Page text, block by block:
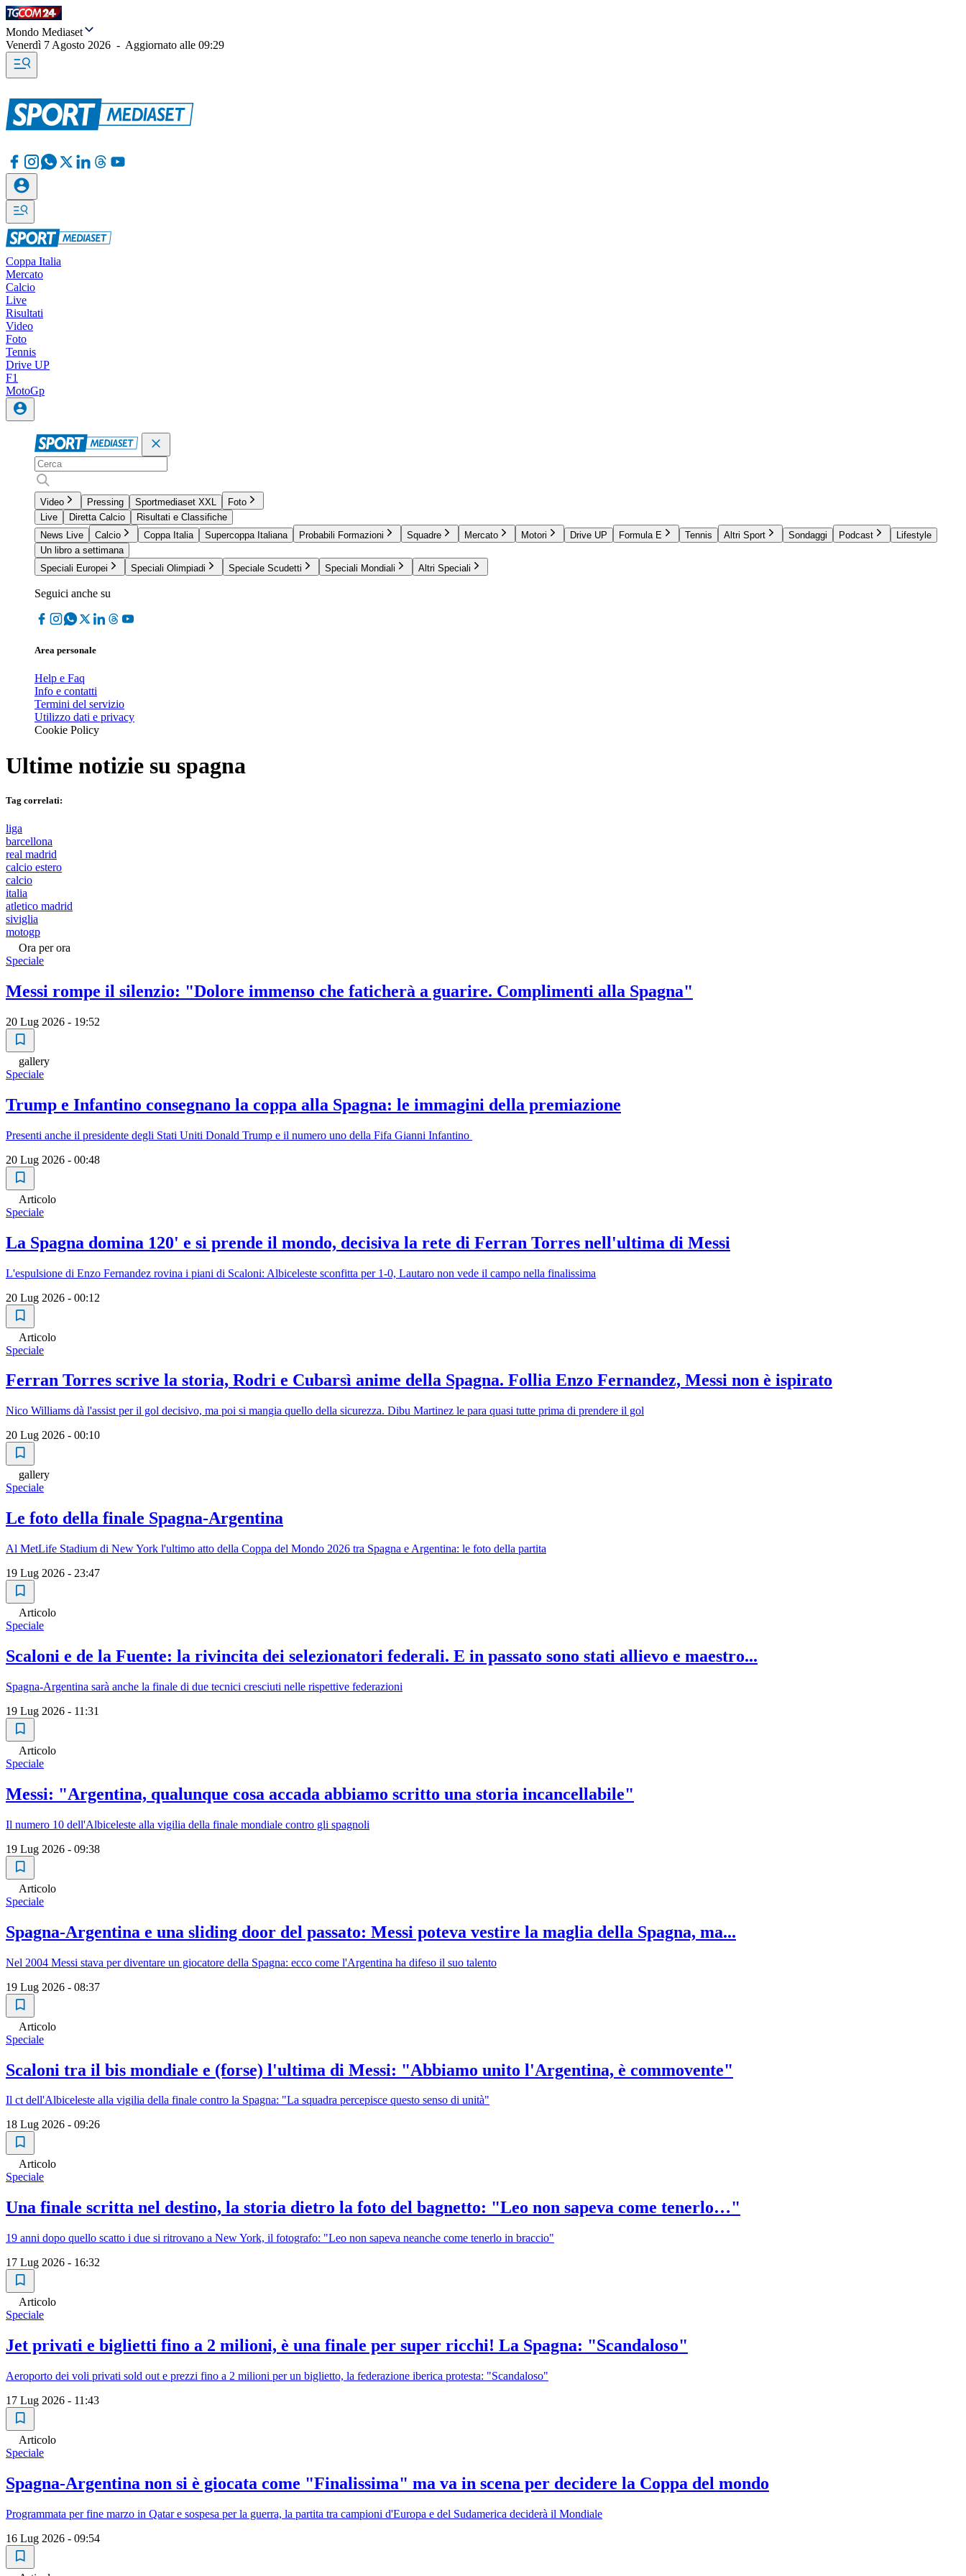
Mondo Mediaset
Venerdì 7 Agosto 2026 - Aggiornato alle 09:29
Coppa Italia
Mercato
Calcio
Live
Risultati
Video
Foto
Tennis
Drive UP
F1
MotoGp
Video Pressing Sportmediaset XXL
Foto
Live
Diretta Calcio
Risultati e Classifiche
News Live
Calcio Coppa Italia Supercoppa Italiana Probabili Formazioni Squadre Mercato Motori Drive UP Formula E Tennis Altri Sport Sondaggi Podcast
Lifestyle
Un libro a settimana
Speciali Europei
Speciali Olimpiadi Speciale Scudetti Speciali Mondiali Altri Speciali
Seguici anche su
Area personale
Help e Faq
Info e contatti
Termini del servizio
Utilizzo dati e privacy
Cookie Policy
Ultime notizie su spagna
Tag correlati:
liga
barcellona
real madrid
calcio estero
calcio
italia
atletico madrid
siviglia
motogp
Ora per ora
Speciale
Messi rompe il silenzio: "Dolore immenso che faticherà a guarire. Complimenti alla Spagna"
20 Lug 2026 - 19:52
gallery
Speciale
Trump e Infantino consegnano la coppa alla Spagna: le immagini della premiazione
Presenti anche il presidente degli Stati Uniti Donald Trump e il numero uno della Fifa Gianni Infantino
20 Lug 2026 - 00:48
Articolo
Speciale
La Spagna domina 120' e si prende il mondo, decisiva la rete di Ferran Torres nell'ultima di Messi
L'espulsione di Enzo Fernandez rovina i piani di Scaloni: Albiceleste sconfitta per 1-0, Lautaro non vede il campo nella finalissima
20 Lug 2026 - 00:12
Articolo
Speciale
Ferran Torres scrive la storia, Rodri e Cubarsì anime della Spagna. Follia Enzo Fernandez, Messi non è ispirato
Nico Williams dà l'assist per il gol decisivo, ma poi si mangia quello della sicurezza. Dibu Martinez le para quasi tutte prima di prendere il gol
20 Lug 2026 - 00:10
gallery
Speciale
Le foto della finale Spagna-Argentina
Al MetLife Stadium di New York l'ultimo atto della Coppa del Mondo 2026 tra Spagna e Argentina: le foto della partita
19 Lug 2026 - 23:47
Articolo
Speciale
Scaloni e de la Fuente: la rivincita dei selezionatori federali. E in passato sono stati allievo e maestro...
Spagna-Argentina sarà anche la finale di due tecnici cresciuti nelle rispettive federazioni
19 Lug 2026 - 11:31
Articolo
Speciale
Messi: "Argentina, qualunque cosa accada abbiamo scritto una storia incancellabile"
Il numero 10 dell'Albiceleste alla vigilia della finale mondiale contro gli spagnoli
19 Lug 2026 - 09:38
Articolo
Speciale
Spagna-Argentina e una sliding door del passato: Messi poteva vestire la maglia della Spagna, ma...
Nel 2004 Messi stava per diventare un giocatore della Spagna: ecco come l'Argentina ha difeso il suo talento
19 Lug 2026 - 08:37
Articolo
Speciale
Scaloni tra il bis mondiale e (forse) l'ultima di Messi: "Abbiamo unito l'Argentina, è commovente"
Il ct dell'Albiceleste alla vigilia della finale contro la Spagna: "La squadra percepisce questo senso di unità"
18 Lug 2026 - 09:26
Articolo
Speciale
Una finale scritta nel destino, la storia dietro la foto del bagnetto: "Leo non sapeva come tenerlo…"
19 anni dopo quello scatto i due si ritrovano a New York, il fotografo: "Leo non sapeva neanche come tenerlo in braccio"
17 Lug 2026 - 16:32
Articolo
Speciale
Jet privati e biglietti fino a 2 milioni, è una finale per super ricchi! La Spagna: "Scandaloso"
Aeroporto dei voli privati sold out e prezzi fino a 2 milioni per un biglietto, la federazione iberica protesta: "Scandaloso"
17 Lug 2026 - 11:43
Articolo
Speciale
Spagna-Argentina non si è giocata come "Finalissima" ma va in scena per decidere la Coppa del mondo
Programmata per fine marzo in Qatar e sospesa per la guerra, la partita tra campioni d'Europa e del Sudamerica deciderà il Mondiale
16 Lug 2026 - 09:54